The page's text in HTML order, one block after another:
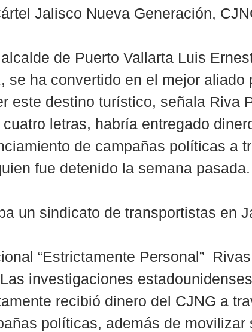
Jalisco Nueva Generación,
de Puerto Vallarta Luis
se ha convertido en el mejor aliado
este destino turístico, señala Riva
letras, habría entregado
de campañas políticas a
fue detenido la semana pasada.
un sindicato de transportistas en
“Estrictamente Personal”  Rivas
investigaciones
recibió dinero del CJNG a
políticas, además de movilizar